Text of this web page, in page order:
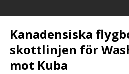
Kanadensiska
skottlinjen för
mot Kuba